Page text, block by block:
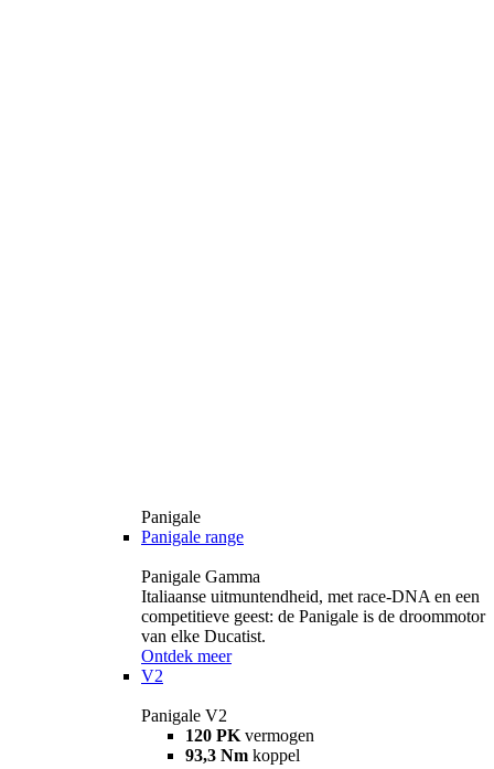
Panigale
Panigale range
Panigale Gamma
Italiaanse uitmuntendheid, met race-DNA en een
competitieve geest: de Panigale is de droommotor
van elke Ducatist.
Ontdek meer
V2
Panigale V2
120 PK vermogen
93,3 Nm koppel